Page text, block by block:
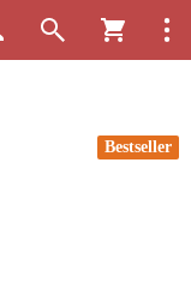
Bestseller